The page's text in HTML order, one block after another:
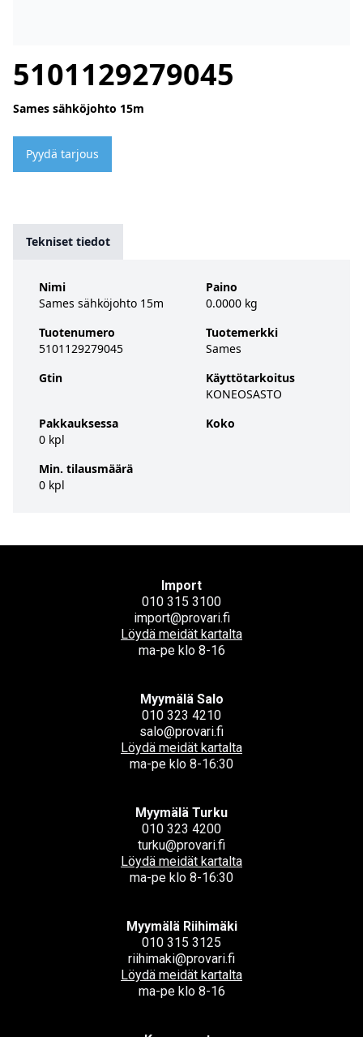
5101129279045
Sames sähköjohto 15m
Pyydä tarjous
Tekniset tiedot
Nimi
Sames sähköjohto 15m
Tuotenumero
5101129279045
Gtin
Pakkauksessa
0 kpl
Min. tilausmäärä
0 kpl
Paino
0.0000 kg
Tuotemerkki
Sames
Käyttötarkoitus
KONEOSASTO
Koko
Import
010 315 3100
import@provari.fi
Löydä meidät kartalta
ma-pe klo 8-16
Myymälä Salo
010 323 4210
salo@provari.fi
Löydä meidät kartalta
ma-pe klo 8-16:30
Myymälä Turku
010 323 4200
turku@provari.fi
Löydä meidät kartalta
ma-pe klo 8-16:30
Myymälä Riihimäki
010 315 3125
riihimaki@provari.fi
Löydä meidät kartalta
ma-pe klo 8-16